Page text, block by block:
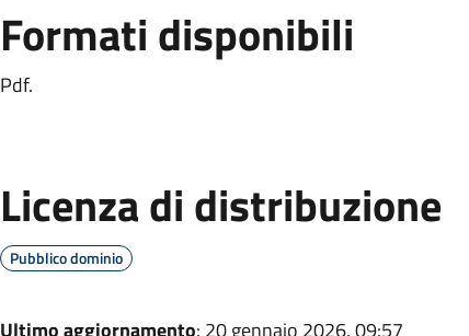
Formati disponibili
Pdf.
Licenza di distribuzione
Pubblico dominio
Ultimo aggiornamento: 20 gennaio 2026, 09:57